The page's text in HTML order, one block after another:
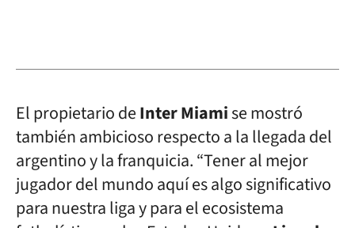
El propietario deInter Miamise mostró
también ambicioso respecto a la llegada del
argentino y la franquicia. “Tener al mejor
jugador del mundo aquí es algo significativo
para nuestra liga y para el ecosistema